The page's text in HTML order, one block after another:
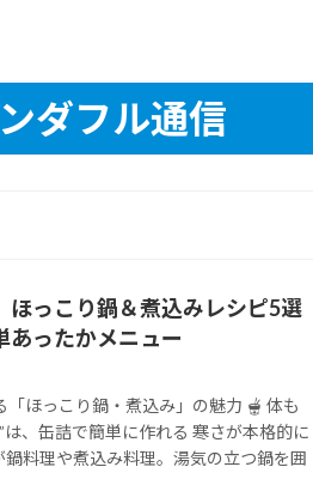
ダフル通信
ほっこり鍋＆煮込みレシピ5選
あったかメニュー
ほっこり鍋・煮込み」の魅力 🫕 体も
、缶詰で簡単に作れる 寒さが本格的に
料理や煮込み料理。湯気の立つ鍋を囲